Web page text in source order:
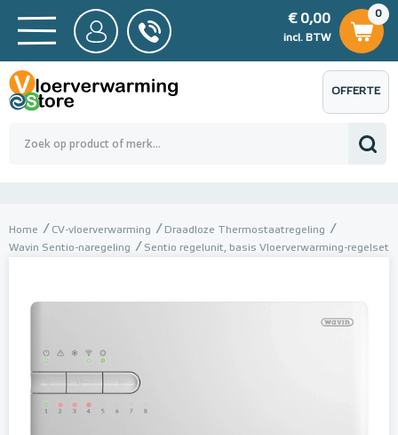
BTW
0,00
0
€ 0,00
incl. BTW
€ 0,00
OFFERTE
AANVRAGEN
Home CV-vloerverwarming
Draadloze Thermostaatregeling
Wavin Sentio-naregeling
Sentio regelunit, basis Vloerverwarming-regelset